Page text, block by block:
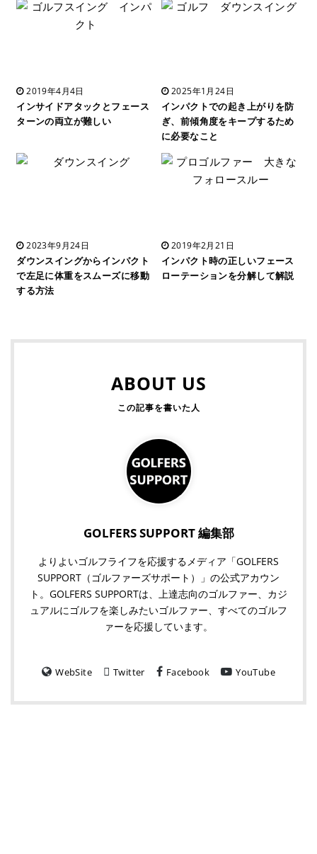
2019年4月4日
インサイドアタックとフェース
ターンの両立が難しい
2025年1月24日
インパクトでの起き上がりを防
ぎ、前傾角度をキープするため
に必要なこと
2023年9月24日
ダウンスイングからインパクト
で左足に体重をスムーズに移動
する方法
2019年2月21日
インパクト時の正しいフェース
ローテーションを分解して解説
ABOUT US
GOLFERS SUPPORT 編集部
よりよいゴルフライフを応援するメディア「GOLFERS
SUPPORT（ゴルファーズサポート）」の公式アカウン
ト。GOLFERS SUPPORTは、上達志向のゴルファー、カジ
ュアルにゴルフを楽しみたいゴルファー、すべてのゴルフ
ァーを応援しています。
WebSite Twitter Facebook YouTube